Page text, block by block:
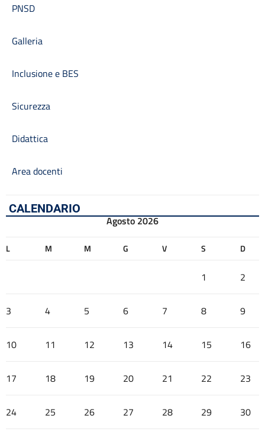
PNSD
Galleria
Inclusione e BES
Sicurezza
Didattica
Area docenti
CALENDARIO
Agosto 2026
L M M G V S D
1 2
3 4 5 6 7 8 9
10 11 12 13 14 15 16
17 18 19 20 21 22 23
24 25 26 27 28 29 30